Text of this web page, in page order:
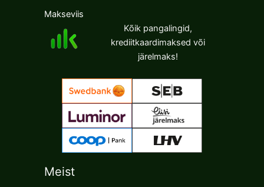
Makseviis
Kõik pangalingid,
krediitkaardimaksed või
järelmaks!
Meist